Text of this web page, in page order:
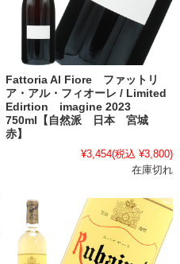
Fattoria Al Fiore ファットリ
ア・アル・フィオーレ / Limited
Edirtion imagine 2023
750ml【自然派 日本 宮城
赤】
¥3,454(税込 ¥3,800)
在庫切れ